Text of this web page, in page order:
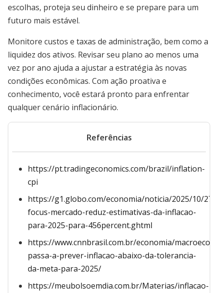
escolhas, proteja seu dinheiro e se prepare para um
futuro mais estável.
Monitore custos e taxas de administração, bem como a
liquidez dos ativos. Revisar seu plano ao menos uma
vez por ano ajuda a ajustar a estratégia às novas
condições econômicas. Com ação proativa e
conhecimento, você estará pronto para enfrentar
qualquer cenário inflacionário.
Referências
https://pt.tradingeconomics.com/brazil/inflation-
cpi
https://g1.globo.com/economia/noticia/2025/10/
focus-mercado-reduz-estimativas-da-inflacao-
para-2025-para-456percent.ghtml
https://www.cnnbrasil.com.br/economia/
passa-a-prever-inflacao-abaixo-da-tolerancia-
da-meta-para-2025/
https://meubolsoemdia.com.br/Materias/inflacao-